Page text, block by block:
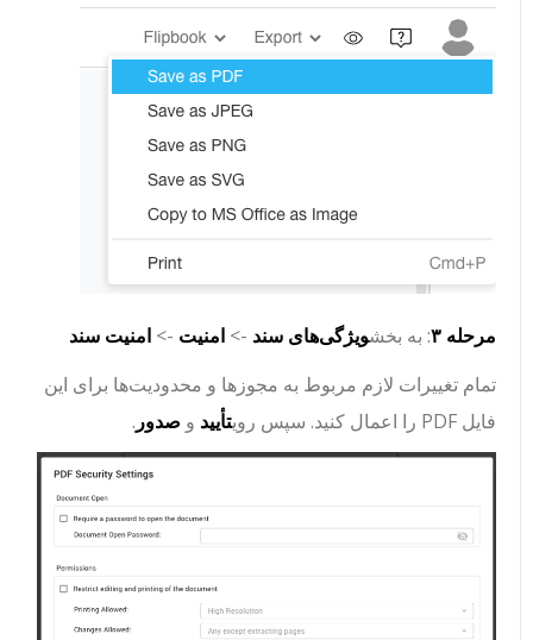
مرحله ۳ : به بخشویژگی‌های سند->امنیت->امنیت سند
تمام تغییرات لازم مربوط به مجوزها و محدودیت‌ها برای این
فایل PDF را اعمال کنید. سپس روی
تأییدو صدور.